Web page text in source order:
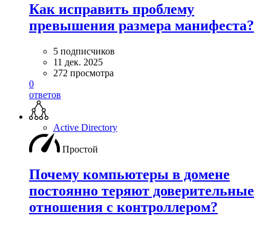
Как исправить проблему
превышения размера манифеста?
5 подписчиков
11 дек. 2025
272 просмотра
0
ответов
Active Directory
Простой
Почему компьютеры в домене
постоянно теряют доверительные
отношения с контроллером?